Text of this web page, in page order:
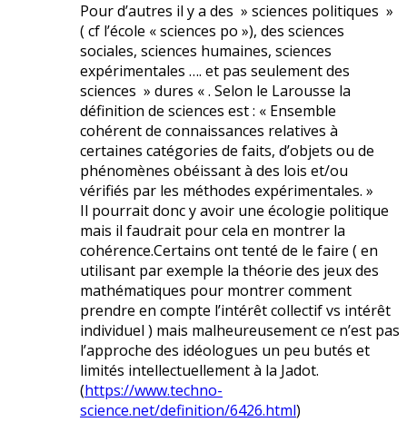
Pour d’autres il y a des » sciences politiques »
( cf l’école « sciences po »), des sciences
sociales, sciences humaines, sciences
expérimentales …. et pas seulement des
sciences » dures « . Selon le Larousse la
définition de sciences est : « Ensemble
cohérent de connaissances relatives à
certaines catégories de faits, d’objets ou de
phénomènes obéissant à des lois et/ou
vérifiés par les méthodes expérimentales. »
Il pourrait donc y avoir une écologie politique
mais il faudrait pour cela en montrer la
cohérence.Certains ont tenté de le faire ( en
utilisant par exemple la théorie des jeux des
mathématiques pour montrer comment
prendre en compte l’intérêt collectif vs intérêt
individuel ) mais malheureusement ce n’est pas
l’approche des idéologues un peu butés et
limités intellectuellement à la Jadot.
(https://www.techno-
science.net/definition/6426.html)